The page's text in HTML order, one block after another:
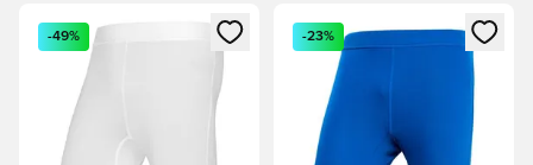
Ανοίγει ένα Modal για να συνδεθείτε ή να εγγραφείτε ως
-49%
Ανοίγει ένα Modal για να
-23%